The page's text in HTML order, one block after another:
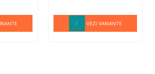
VEZI VARIANTE